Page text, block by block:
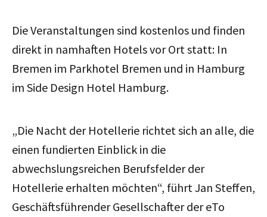
Die Veranstaltungen sind kostenlos und finden
direkt in namhaften Hotels vor Ort statt: In
Bremen im Parkhotel Bremen und in Hamburg
im Side Design Hotel Hamburg.
„Die Nacht der Hotellerie richtet sich an alle, die
einen fundierten Einblick in die
abwechslungsreichen Berufsfelder der
Hotellerie erhalten möchten“, führt Jan Steffen,
Geschäftsführender Gesellschafter der eTo